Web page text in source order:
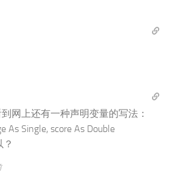
网上还有一种声明变量的写法：
As Single, score As Double